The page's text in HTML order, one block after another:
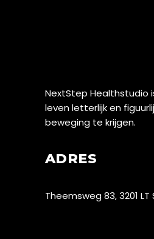
NextStep Healthstudio
leven letterlijk en
beweging te krijgen.
ADRES
Theemsweg 83, 3201 LT